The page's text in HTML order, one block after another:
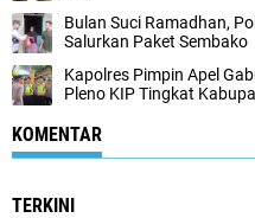
Bulan Suci Ramadhan,
Salurkan Paket Sembako
Kapolres Pimpin Apel
Pleno KIP Tingkat
KOMENTAR
TERKINI